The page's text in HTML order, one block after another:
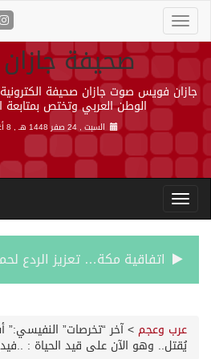
صحيفة
جازان فويس صوت جازان صحيفة
الوطن العربي وتختص بمتابعة
السبت , 24 صفر 1448 هـ , 8 أغسطس 2026 م
عرب وعجم >آخر “تخرصات”
يُقتل.. وهو الآن على قيد الحياة :